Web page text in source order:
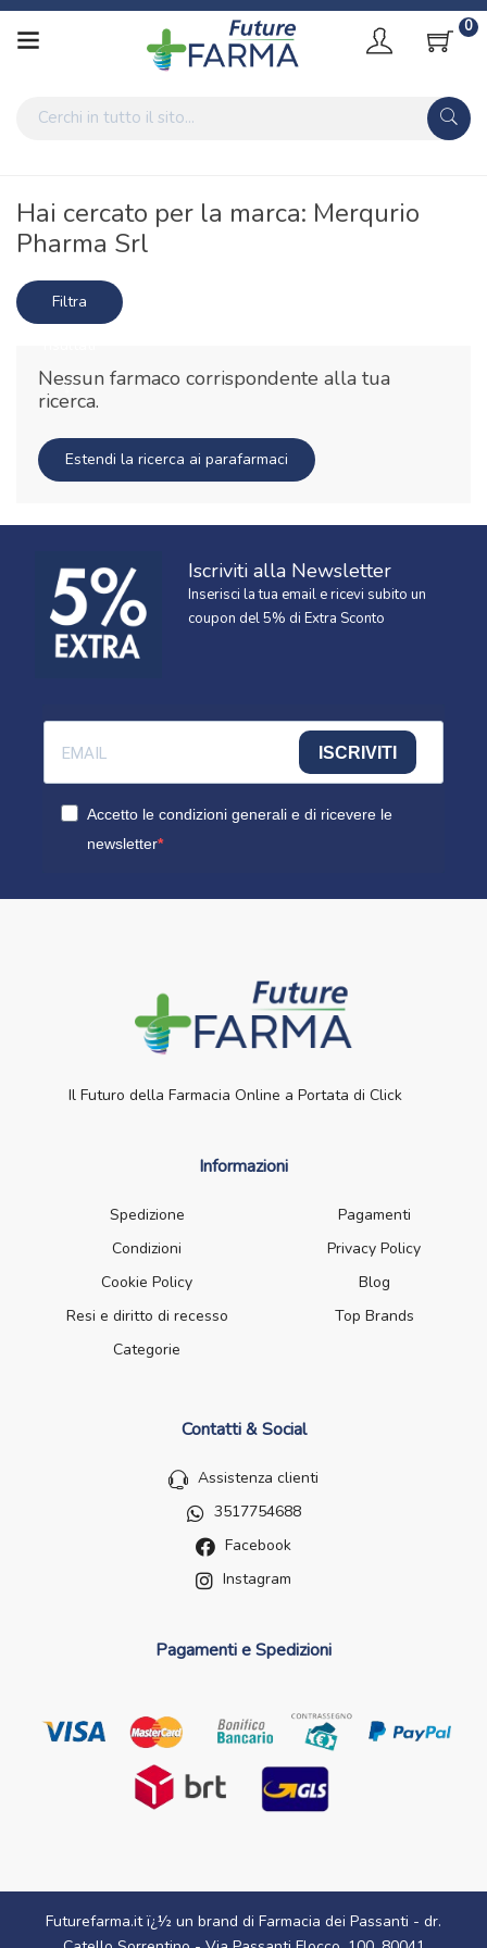
0
Home Marche parafarmaci Merqurio Pharma Srl
Hai cercato per la marca: Merqurio
Pharma Srl
Filtra
Nessun farmaco corrispondente alla tua
ricerca.
Estendi la ricerca ai parafarmaci
Iscriviti alla Newsletter
Inserisci la tua email e ricevi subito un
coupon del 5% di Extra Sconto
ISCRIVITI
Accetto le condizioni generali e di ricevere le
newsletter
Il Futuro della Farmacia Online a Portata di Click
Informazioni
Spedizione
Pagamenti
Condizioni
Privacy Policy
Cookie Policy
Blog
Resi e diritto di recesso
Top Brands
Categorie
Contatti & Social
Assistenza clienti
3517754688
Facebook
Instagram
Pagamenti e Spedizioni
Futurefarma.it ï¿½ un brand di Farmacia dei Passanti - dr.